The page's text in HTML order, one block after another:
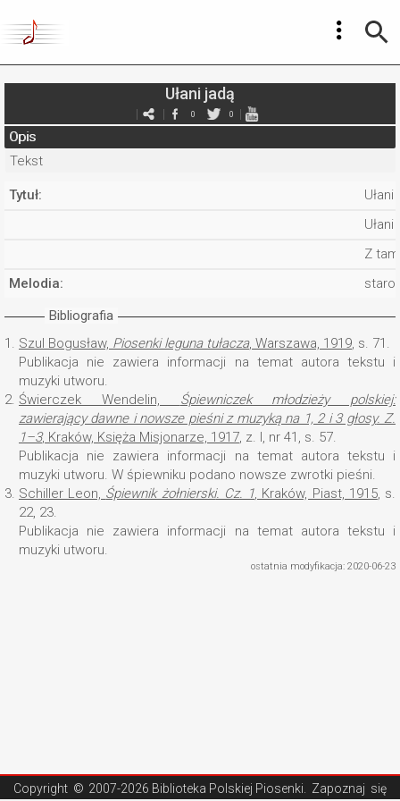
Ułani jadą
0 0
Opis
Tekst
Tytuł:
Ułani
Ułani
Z
Melodia:
Bibliografia
1. Szul Bogusław, Piosenki leguna tułacza, Warszawa, 1919, s. 71.
Publikacja nie zawiera informacji na temat autora tekstu i
muzyki utworu.
2. Świerczek Wendelin, Śpiewniczek młodzieży polskiej:
zawierający dawne i nowsze pieśni z muzyką na 1, 2 i 3 głosy. Z.
1–3, Kraków, Księża Misjonarze, 1917, z. I, nr 41, s. 57.
Publikacja nie zawiera informacji na temat autora tekstu i
muzyki utworu. W śpiewniku podano nowsze zwrotki pieśni.
3. Schiller Leon, Śpiewnik żołnierski. Cz. 1, Kraków, Piast, 1915, s.
22, 23.
Publikacja nie zawiera informacji na temat autora tekstu i
muzyki utworu.
ostatnia modyfikacja: 2020-06-23
Copyright © 2007-2026 Biblioteka Polskiej Piosenki . Zapoznaj się